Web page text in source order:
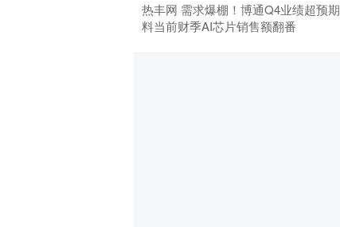
热丰网 需求爆棚！博通Q4业绩超预期
料当前财季AI芯片销售额翻番